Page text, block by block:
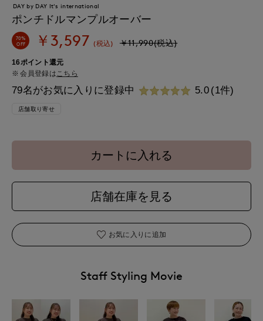
DAY by DAY It's international
ポンチドルマンプルオーバー
70%
OFF
￥3,597 (税込) ￥11,990(税込)
16ポイント還元
会員登録は こちら
79名がお気に入りに登録中 5.0 (1件)
店舗取り寄せ
カートに入れる
店舗在庫を見る
お気に入りに追加
Staff Styling Movie